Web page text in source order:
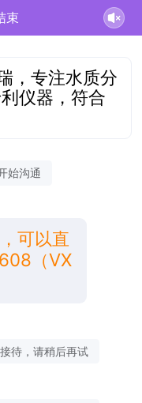
束
，专注水质分
仪器，符合
始沟通
可以直
（VX
待，请稍后再试